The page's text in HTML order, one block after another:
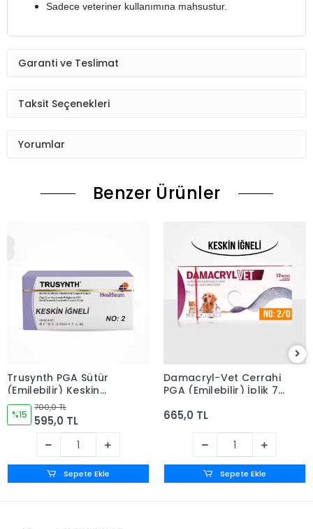
Sadece veteriner kullanımına mahsustur.
Garanti ve Teslimat
Taksit Seçenekleri
Yorumlar
Benzer Ürünler
Trusynth PGA Sütür
(Emilebilir) Keskin
İğneli 12'li Kutu No: 2
%15
700,0 TL
595,0 TL
Sepete Ekle
Damacryl-Vet Cerrahi
PGA (Emilebilir) İplik 75
2/0 - Keskin İğneli
665,0 TL
Sepete Ekle